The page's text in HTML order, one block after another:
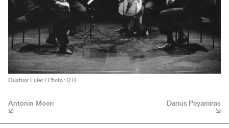
Quatuor Euler / Photo : D.R.
Antonin Moeri Darius Peyamiras